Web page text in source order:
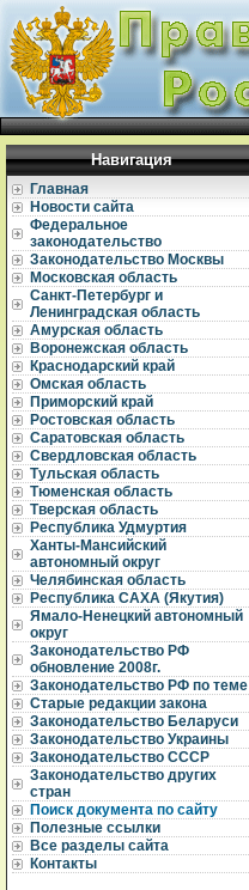
Навигация
Главная
Новости сайта
Федеральное
законодательство
Законодательство Москвы
Московская область
Санкт-Петербург и
Ленинградская область
Амурская область
Воронежская область
Краснодарский край
Омская область
Приморский край
Ростовская область
Саратовская область
Свердловская область
Тульская область
Тюменская область
Тверская область
Республика Удмуртия
Ханты-Мансийский
автономный округ
Челябинская область
Республика САХА (Якутия)
Ямало-Ненецкий автономный
округ
Законодательство РФ
обновление 2008г.
Законодательство РФ по теме
Старые редакции закона
Законодательство Беларуси
Законодательство Украины
Законодательство СССР
Законодательство других
стран
Поиск документа по сайту
Полезные ссылки
Все разделы сайта
Контакты